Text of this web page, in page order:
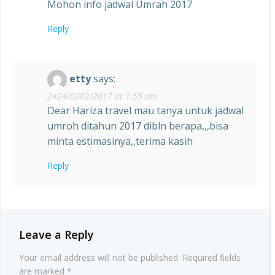
Mohon info jadwal Umrah 2017
Reply
ettysays:
2424/0202/2017 at 1:55 am
Dear Hariza travel mau tanya untuk jadwal
umroh ditahun 2017 dibln berapa,,,bisa
minta estimasinya,,terima kasih
Reply
Leave a Reply
Your email address will not be published. Required fields
are marked *